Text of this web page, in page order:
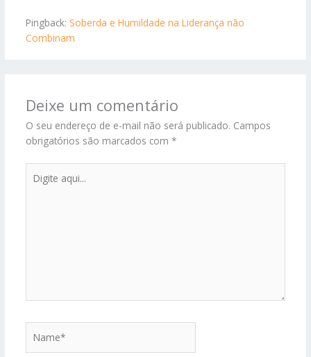
Pingback: Soberda e Humildade na Liderança não
Combinam
Deixe um comentário
O seu endereço de e-mail não será publicado. Campos
obrigatórios são marcados com *
aqui...